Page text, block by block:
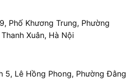
Phố Khương Trung, Phường
Xuân, Hà Nội
5, Lê Hồng Phong, Phường Đằng